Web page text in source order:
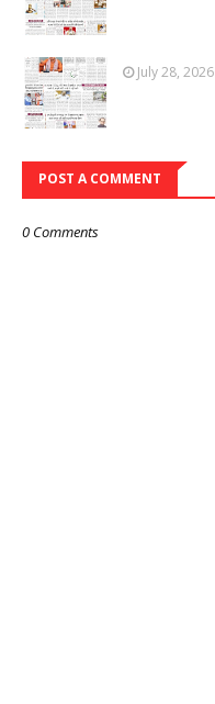
July 28, 2026
POST A COMMENT
0 Comments